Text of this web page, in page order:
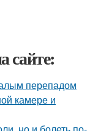
сайте:
перепадом
камере и